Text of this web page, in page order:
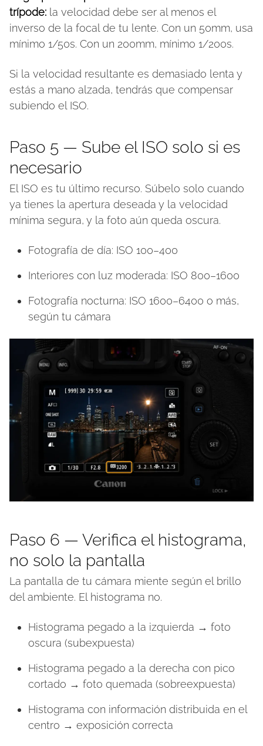
trípode: la velocidad debe ser al menos el
inverso de la focal de tu lente. Con un 50mm, usa
mínimo 1/50s. Con un 200mm, mínimo 1/200s.
Si la velocidad resultante es demasiado lenta y
estás a mano alzada, tendrás que compensar
subiendo el ISO.
Paso 5 — Sube el ISO solo si es
necesario
El ISO es tu último recurso. Súbelo solo cuando
ya tienes la apertura deseada y la velocidad
mínima segura, y la foto aún queda oscura.
Fotografía de día: ISO 100–400
Interiores con luz moderada: ISO 800–1600
Fotografía nocturna: ISO 1600–6400 o más,
según tu cámara
Paso 6 — Verifica el histograma,
no solo la pantalla
La pantalla de tu cámara miente según el brillo
del ambiente. El histograma no.
Histograma pegado a la izquierda → foto
oscura (subexpuesta)
Histograma pegado a la derecha con pico
cortado → foto quemada (sobreexpuesta)
Histograma con información distribuida en el
centro → exposición correcta